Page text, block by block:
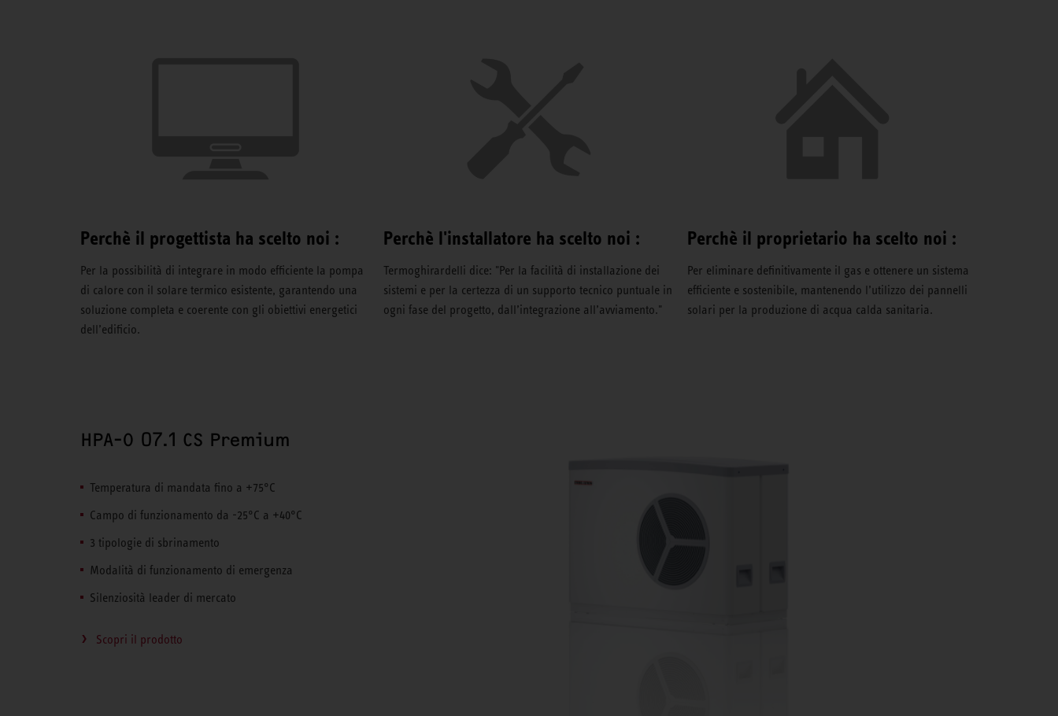
Perchè il progettista ha scelto noi :
Per la possibilità di integrare in modo efficiente la pompa
di calore con il solare termico esistente, garantendo una
soluzione completa e coerente con gli obiettivi energetici
dell’edificio.
Perchè l'installatore ha scelto noi :
Termoghirardelli dice: "Per la facilità di installazione dei
sistemi e per la certezza di un supporto tecnico puntuale in
ogni fase del progetto, dall’integrazione all’avviamento."
Perchè il proprietario ha scelto noi :
Per eliminare definitivamente il gas e ottenere un sistema
efficiente e sostenibile, mantenendo l’utilizzo dei pannelli
solari per la produzione di acqua calda sanitaria.
HPA-O 07.1 CS Premium
Temperatura di mandata fino a +75°C
Campo di funzionamento da -25°C a +40°C
3 tipologie di sbrinamento
Modalità di funzionamento di emergenza
Silenziosità leader di mercato
Scopri il prodotto